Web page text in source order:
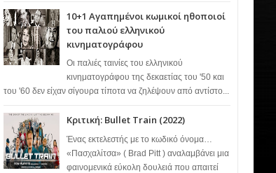
10+1 Αγαπημένοι κωμικοί ηθοποιοί
του παλιού ελληνικού
κινηματογράφου
Οι παλιές ταινίες του ελληνικού
κινηματογράφου της δεκαετίας του '50 και
του '60 δεν είχαν σίγουρα τίποτα να ζηλέψουν από αντίστο...
Κριτική: Bullet Train (2022)
Ένας εκτελεστής με το κωδικό όνομα…
«Πασχαλίτσα» ( Brad Pitt ) αναλαμβάνει μια
φαινομενικά εύκολη δουλειά που απαιτεί